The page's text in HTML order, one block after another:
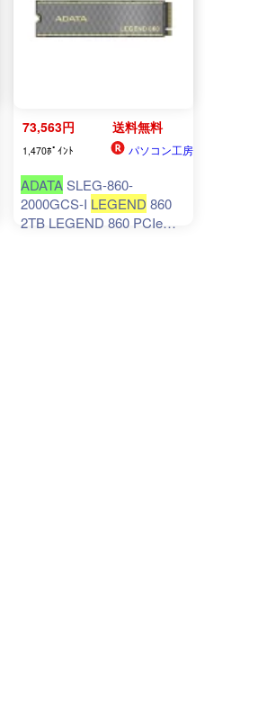
73,563円 送料無料
1,470ﾎﾟｲﾝﾄ パソコン工房
ADATASLEG-860-
2000GCS-I LEGEND 860
2TB LEGEND 860 PCIe